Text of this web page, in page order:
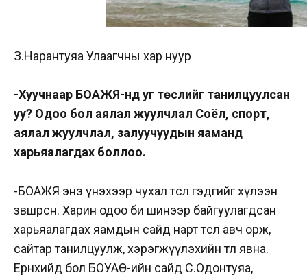
З.Нарантуяа Улаагчны хар нуур
-Хуучнаар БОАЖЯ-нд уг төслийг танилцуулсан
уу? Одоо бол аялал жуулчлал Соёл, спорт,
аялал жуулчлал, залуучуудын яаманд
харьяалагдах боллоо.
-БОАЖЯ энэ үнэхээр чухал төсөл гэдгийг хүлээн
зөвшөөрсөн. Харин одоо би шинээр байгуулагдсан
харьяалагдах яамдын сайд нарт төслөө авч орж,
сайтар танилцуулж, хэрэгжүүлэхийн төлөө явна.
Ерөнхийдөө бол БОУАӨ-ийн сайд С.Одонтуяа,